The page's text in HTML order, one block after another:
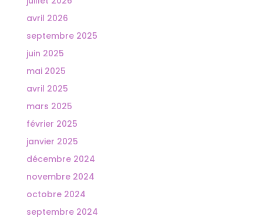
avril 2026
septembre 2025
juin 2025
mai 2025
avril 2025
mars 2025
février 2025
janvier 2025
décembre 2024
novembre 2024
octobre 2024
septembre 2024